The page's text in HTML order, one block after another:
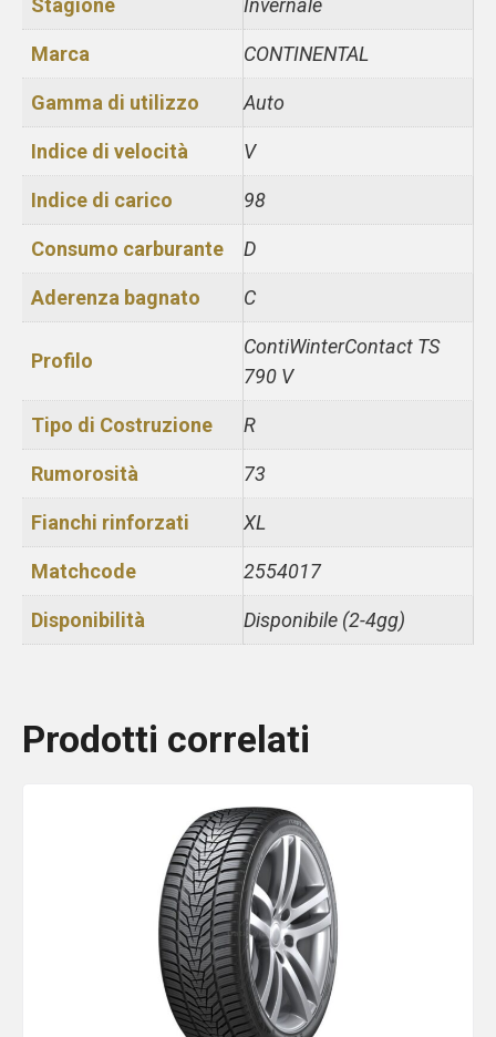
Stagione Invernale
Marca CONTINENTAL
Gamma di utilizzo Auto
Indice di velocità V
Indice di carico 98
Consumo carburante D
Aderenza bagnato C
Profilo
ContiWinterContact TS
790 V
Tipo di Costruzione R
Rumorosità 73
Fianchi rinforzati XL
Matchcode 2554017
Disponibilità Disponibile (2-4gg)
Prodotti correlati